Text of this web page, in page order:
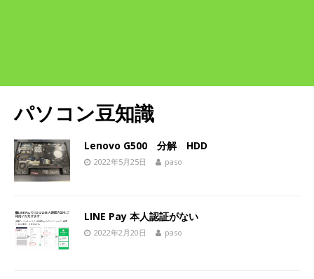
パソコン豆知識
Lenovo G500 分解 HDD
2022年5月25日 paso
LINE Pay 本人認証がない
2022年2月20日 paso